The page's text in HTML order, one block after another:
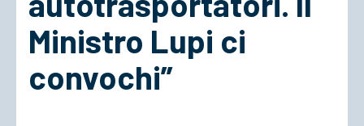
Ministro Lupi ci
convochi”